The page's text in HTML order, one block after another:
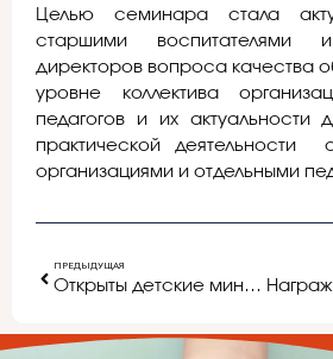
Целью семинара стала
старшими воспитателями
директоров вопроса качества
уровне коллектива
педагогов и их актуальности
практической деятельности
организациями и отдельными
ПРЕДЫДУЩАЯ
Открыты детские мини-библиотеки